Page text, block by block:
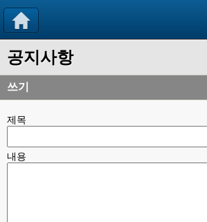
공지사항
쓰기
제목
내용